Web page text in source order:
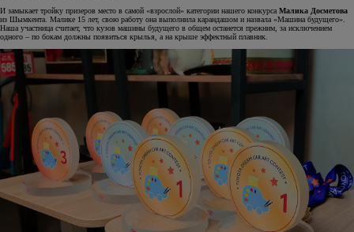
И замыкает тройку призеров место в самой «взрослой» категории нашего конкурса Малика Досметова
из Шымкента. Малике 15 лет, свою работу она выполнила карандашом и назвала «Машина будущего».
Наша участница считает, что кузов машины будущего в общем останется прежним, за исключением
одного – по бокам должны появиться крылья, а на крыше эффектный плавник.